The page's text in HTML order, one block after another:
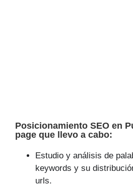
Posicionamiento SEO en
page que llevo a cabo:
Estudio y análisis de
keywords y su
urls.